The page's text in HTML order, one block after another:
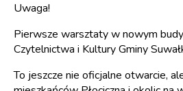
Uwaga!
Pierwsze warsztaty w nowym
Czytelnictwa i Kultury Gminy
To jeszcze nie oficjalne otwarcie,